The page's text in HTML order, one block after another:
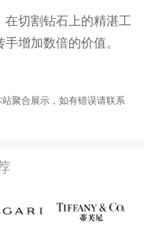
切割钻石上的精湛工
增加数倍的价值。
聚合展示，如有错误请联系